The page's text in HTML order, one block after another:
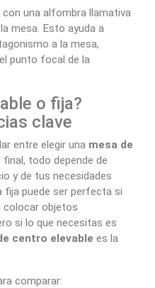
con una alfombra llamativa
mesa. Esto ayuda a
a la mesa,
punto focal de la
o fija?
clave
entre elegir una mesa de
final, todo depende de
y de tus necesidades
fija puede ser perfecta si
colocar objetos
si lo que necesitas es
centro elevable es la
comparar: